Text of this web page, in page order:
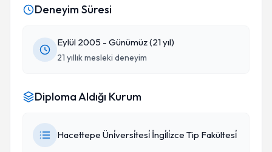
Deneyim Süresi
Eylül 2005 - Günümüz (21 yıl)
21 yıllık mesleki deneyim
Diploma Aldığı Kurum
Hacettepe Üni̇versi̇tesi̇ İngi̇li̇zce Tip Fakültesi̇